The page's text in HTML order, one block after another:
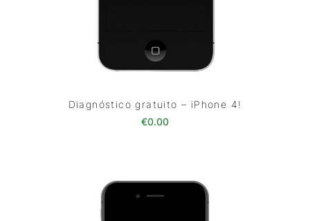
Diagnóstico gratuito – iPhone 4!
€0.00